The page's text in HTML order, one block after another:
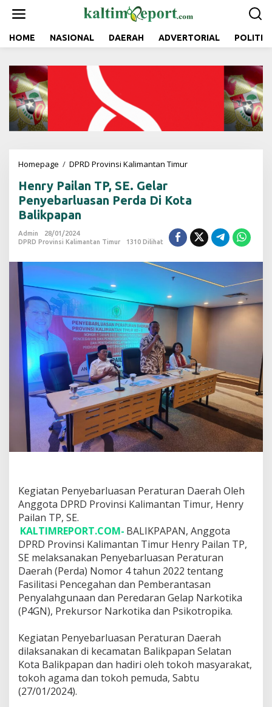
t
HOME NASIONAL DAERAH ADVERTORIAL POLITIK
Homepage / DPRD Provinsi Kalimantan Timur
r
y
a
a
n
,
S
G
e
l
a
r
P
e
n
y
e
l
u
a
n
P
e
d
a
D
K
o
t
a
B
Henry Pailan TP, SE. Gelar
Penyebarluasan Perda Di Kota
Balikpapan
Admin
28/01/2024
DPRD Provinsi Kalimantan Timur
1310 Dilihat
Kegiatan Penyebarluasan Peraturan Daerah Oleh
Anggota DPRD Provinsi Kalimantan Timur, Henry
Pailan TP, SE.
KALTIMREPORT.COM- BALIKPAPAN, Anggota
DPRD Provinsi Kalimantan Timur Henry Pailan TP,
SE melaksanakan Penyebarluasan Peraturan
Daerah (Perda) Nomor 4 tahun 2022 tentang
Fasilitasi Pencegahan dan Pemberantasan
Penyalahgunaan dan Peredaran Gelap Narkotika
(P4GN), Prekursor Narkotika dan Psikotropika.
Kegiatan Penyebarluasan Peraturan Daerah
dilaksanakan di kecamatan Balikpapan Selatan
Kota Balikpapan dan hadiri oleh tokoh masyarakat,
tokoh agama dan tokoh pemuda, Sabtu
(27/01/2024).